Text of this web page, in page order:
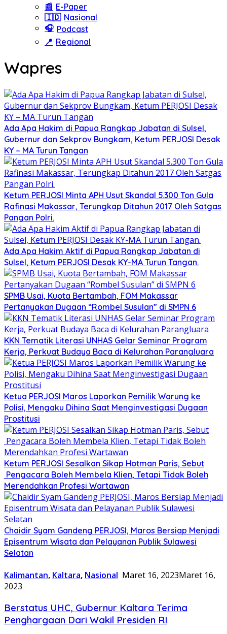
📰 E-Paper
🇮🇩 Nasional
🎧 Podcast
📍 Regional
Wapres
Ada Apa Hakim di Papua Rangkap Jabatan di Sulsel,
Gubernur dan Sekprov Bungkam, Ketum PERJOSI Desak
KY – MA Turun Tangan
Ketum PERJOSI Minta APH Usut Skandal 5.300 Ton Gula
Rafinasi Makassar, Terungkap Ditahun 2017 Oleh Satgas
Pangan Polri.
Ada Apa Hakim Aktif di Papua Rangkap Jabatan di
Sulsel, Ketum PERJOSI Desak KY-MA Turun Tangan.
SPMB Usai, Kuota Bertambah, FOM Makassar
Pertanyakan Dugaan “Rombel Susulan” di SMPN 6
KKN Tematik Literasi UNHAS Gelar Seminar Program
Kerja, Perkuat Budaya Baca di Kelurahan Parangluara
Ketua PERJOSI Maros Laporkan Pemilik Warung ke
Polisi, Mengaku Dihina Saat Menginvestigasi Dugaan
Prostitusi
Ketum PERJOSI Sesalkan Sikap Hotman Paris, Sebut
Pengacara Boleh Membela Klien, Tetapi Tidak Boleh
Merendahkan Profesi Wartawan
Chaidir Syam Gandeng PERJOSI, Maros Bersiap Menjadi
Episentrum Wisata dan Pelayanan Publik Sulawesi
Selatan
Kalimantan, Kaltara, Nasional Maret 16, 2023Maret 16,
2023
Berstatus UHC, Gubernur Kaltara Terima
Penghargaan Dari Wakil Presiden RI